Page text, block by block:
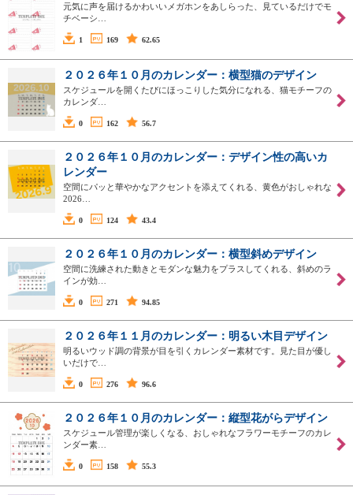
元気に声を届けるかわいいメガホンをあしらった、見ているだけでモ
チベーシ…
1 169 62.65
２０２６年１０月のカレンダー：横型猫のデザイン
スケジュールを開くたびにほっこりした気分になれる、猫モチーフの
カレンダ…
0 162 56.7
２０２６年１０月のカレンダー：デザイン性の高いカ
レンダー
空間にパッと華やかなアクセントを添えてくれる、黄色がおしゃれな
2026…
0 124 43.4
２０２６年１０月のカレンダー：横型斜めデザイン
空間に洗練された動きとモダンな魅力をプラスしてくれる、斜めのラ
インが効…
0 271 94.85
２０２６年１１月のカレンダー：明るい木目デザイン
明るいウッド調の背景が目を引くカレンダー素材です。見た目が優し
いだけで…
0 276 96.6
２０２６年１０月のカレンダー：縦型花がらデザイン
スケジュール管理が楽しくなる、おしゃれなフラワーモチーフのカレ
ンダー素…
0 158 55.3